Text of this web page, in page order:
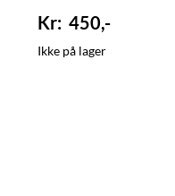
450,-
Ikke på lager